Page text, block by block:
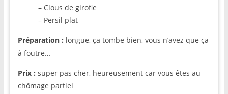
– Clous de girofle
– Persil plat
Préparation : longue, ça tombe bien, vous n’avez que ça
à foutre…
Prix : super pas cher, heureusement car vous êtes au
chômage partiel